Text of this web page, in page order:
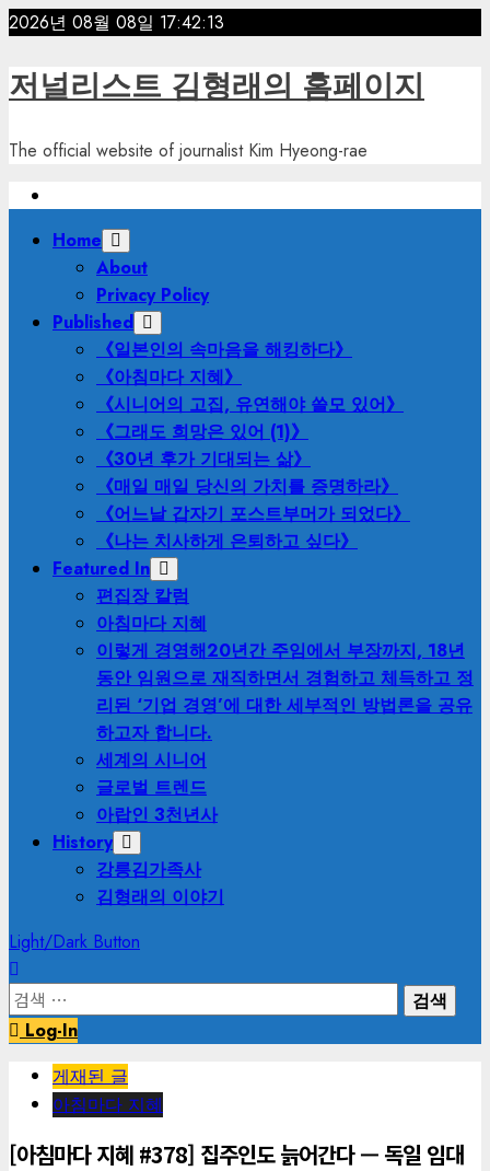
Skip
content
2026년 08월 08일 17:42:15
저널리스트 김형래의 홈페이지
The official website of journalist Kim Hyeong-rae
PrimaryHome
About
Privacy Policy
Published
《일본인의 속마음을 해킹하다》
《아침마다 지혜》
《시니어의 고집, 유연해야 쓸모 있어》
《그래도 희망은 있어 (1)》
《30년 후가 기대되는 삶》
《매일 매일 당신의 가치를 증명하라》
《어느날 갑자기 포스트부머가 되었다》
《나는 치사하게 은퇴하고 싶다》
Featured In
편집장 칼럼
아침마다 지혜
이렇게 경영해20년간 주임에서 부장까지, 18년
동안 임원으로 재직하면서 경험하고 체득하고 정
리된 ‘기업 경영’에 대한 세부적인 방법론을 공유
하고자 합니다.
세계의 시니어
글로벌 트렌드
아랍인 3천년사
History
강릉김가족사
김형래의 이야기
Light/Dark Button
검
색:Log-In
게재된 글
아침마다 지혜
[아침마다 지혜 #378] 집주인도 늙어간다 — 독일 임대